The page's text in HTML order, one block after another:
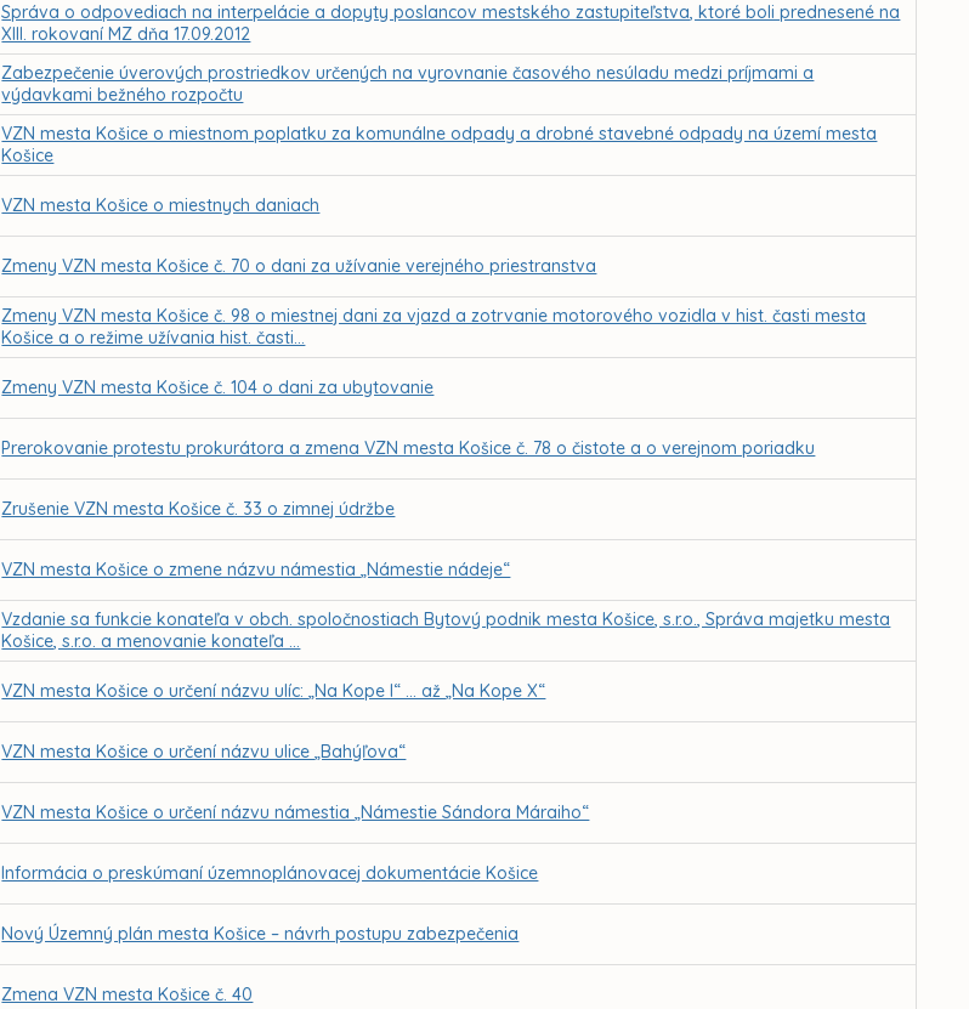
Správa o odpovediach na interpelácie a dopyty poslancov mestského zastupiteľstva, ktoré boli prednesené na
XIII. rokovaní MZ dňa 17.09.2012
Zabezpečenie úverových prostriedkov určených na vyrovnanie časového nesúladu medzi príjmami a
výdavkami bežného rozpočtu
VZN mesta Košice o miestnom poplatku za komunálne odpady a drobné stavebné odpady na území mesta
Košice
VZN mesta Košice o miestnych daniach
Zmeny VZN mesta Košice č. 70 o dani za užívanie verejného priestranstva
Zmeny VZN mesta Košice č. 98 o miestnej dani za vjazd a zotrvanie motorového vozidla v hist. časti mesta
Košice a o režime užívania hist. časti...
Zmeny VZN mesta Košice č. 104 o dani za ubytovanie
Prerokovanie protestu prokurátora a zmena VZN mesta Košice č. 78 o čistote a o verejnom poriadku
Zrušenie VZN mesta Košice č. 33 o zimnej údržbe
VZN mesta Košice o zmene názvu námestia „Námestie nádeje“
Vzdanie sa funkcie konateľa v obch. spoločnostiach Bytový podnik mesta Košice, s.r.o., Správa majetku mesta
Košice, s.r.o. a menovanie konateľa ...
VZN mesta Košice o určení názvu ulíc: „Na Kope I“ ... až „Na Kope X“
VZN mesta Košice o určení názvu ulice „Bahýľova“
VZN mesta Košice o určení názvu námestia „Námestie Sándora Máraiho“
Informácia o preskúmaní územnoplánovacej dokumentácie Košice
Nový Územný plán mesta Košice – návrh postupu zabezpečenia
Zmena VZN mesta Košice č. 40